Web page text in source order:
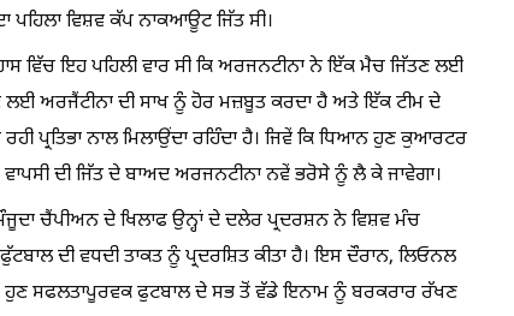
ਵਿਸ਼ਵ ਕੱਪ ਨਾਕਆਊਟ ਜਿੱਤ ਸੀ।
ਵਿੱਚ ਇਹ ਪਹਿਲੀ ਵਾਰ ਸੀ ਕਿ ਅਰਜਨਟੀਨਾ ਨੇ ਇੱਕ ਮੈਚ ਜਿੱਤਣ ਲਈ
ਅਰਜੈਂਟੀਨਾ ਦੀ ਸਾਖ ਨੂੰ ਹੋਰ ਮਜ਼ਬੂਤ ਕਰਦਾ ਹੈ ਅਤੇ ਇੱਕ ਟੀਮ ਦੇ
ਪ੍ਰਤਿਭਾ ਨਾਲ ਮਿਲਾਉਂਦਾ ਰਹਿੰਦਾ ਹੈ। ਜਿਵੇਂ ਕਿ ਧਿਆਨ ਹੁਣ ਕੁਆਰਟਰ
ਦੀ ਜਿੱਤ ਦੇ ਬਾਅਦ ਅਰਜਨਟੀਨਾ ਨਵੇਂ ਭਰੋਸੇ ਨੂੰ ਲੈ ਕੇ ਜਾਵੇਗਾ।
ਚੈਂਪੀਅਨ ਦੇ ਖਿਲਾਫ ਉਨ੍ਹਾਂ ਦੇ ਦਲੇਰ ਪ੍ਰਦਰਸ਼ਨ ਨੇ ਵਿਸ਼ਵ ਮੰਚ
ਦੀ ਵਧਦੀ ਤਾਕਤ ਨੂੰ ਪ੍ਰਦਰਸ਼ਿਤ ਕੀਤਾ ਹੈ। ਇਸ ਦੌਰਾਨ, ਲਿਓਨਲ
ਹੁਣ ਸਫਲਤਾਪੂਰਵਕ ਫੁਟਬਾਲ ਦੇ ਸਭ ਤੋਂ ਵੱਡੇ ਇਨਾਮ ਨੂੰ ਬਰਕਰਾਰ ਰੱਖਣ